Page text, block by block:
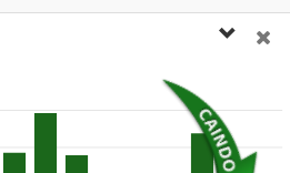
9,1% 193 -
29,9% 118 -
-